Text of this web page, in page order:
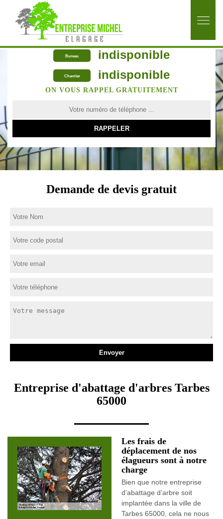
Bureau indisponible
Chantier indisponible
ON VOUS RAPPEL GRATUITEMENT
Demande de devis gratuit
Entreprise d'abattage d'arbres Tarbes
65000
Les frais de
déplacement de nos
élagueurs sont à notre
charge
Bien que notre entreprise
d’abattage d’arbre soit
implantée dans la ville de
Tarbes 65000, cela ne nous